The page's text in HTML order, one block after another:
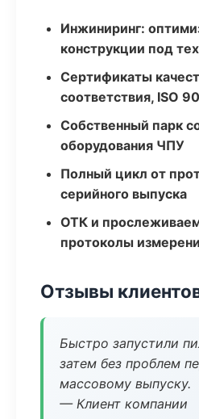
Инжиниринг:
конструкции под
Сертификаты
соответствия, ISO
Собственный парк
оборудования ЧПУ
Полный цикл от
серийного выпуска
ОТК и
протоколы
Отзывы
Быстро запустили
затем без проблем
массовому выпуску.
— Клиент компании